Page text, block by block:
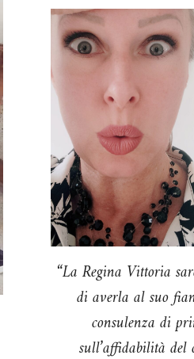
“La Regina Vittoria
di averla al suo
consulenza di
sull’affidabilità del